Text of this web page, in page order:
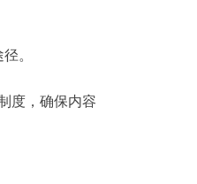
。
度，确保内容